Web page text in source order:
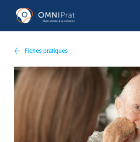
Fiches pratiques